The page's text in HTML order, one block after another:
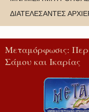
ΔΙΑΤΕΛΕΣΑΝΤΕΣ
Μεταμόρφωσις:
Σάμου και Ικαρίας